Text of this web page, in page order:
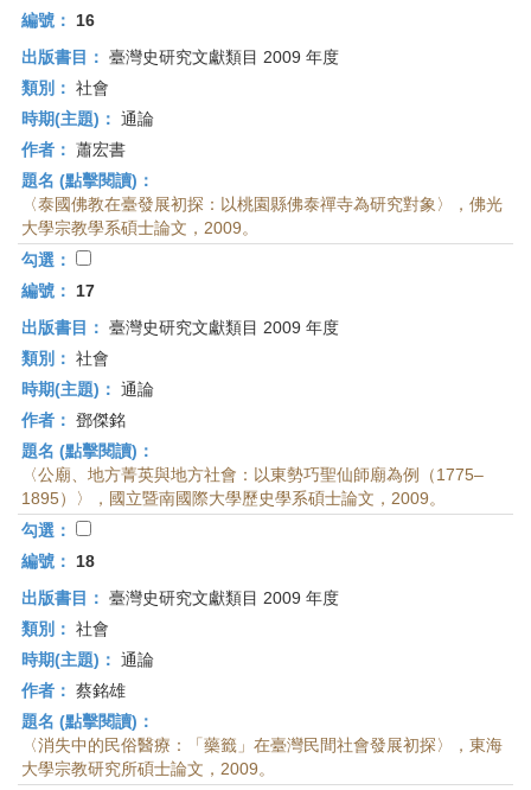
編號：
16
出版書目： 臺灣史研究文獻類目 2009 年度
類別： 社會
時期(主題)： 通論
作者： 蕭宏書
題名 (點擊閱讀)：
〈泰國佛教在臺發展初探：以桃園縣佛泰禪寺為研究對象〉，佛光
大學宗教學系碩士論文，2009。
勾選：
編號：
17
出版書目： 臺灣史研究文獻類目 2009 年度
類別： 社會
時期(主題)： 通論
作者： 鄧傑銘
題名 (點擊閱讀)：
〈公廟、地方菁英與地方社會：以東勢巧聖仙師廟為例（1775–
1895）〉，國立暨南國際大學歷史學系碩士論文，2009。
勾選：
編號：
18
出版書目： 臺灣史研究文獻類目 2009 年度
類別： 社會
時期(主題)： 通論
作者： 蔡銘雄
題名 (點擊閱讀)：
〈消失中的民俗醫療：「藥籤」在臺灣民間社會發展初探〉，東海
大學宗教研究所碩士論文，2009。